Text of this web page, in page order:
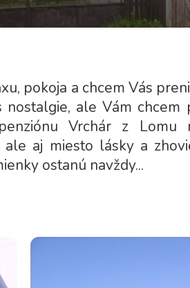
pokoja a chcem Vás
ale Vám chcem
Vrchár z Lomu
aj miesto lásky a
ostanú navždy...